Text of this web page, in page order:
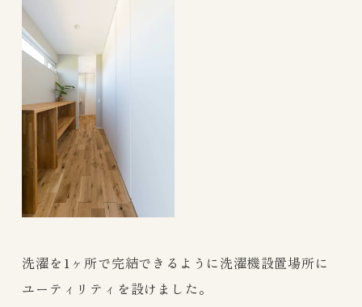
洗濯を1ヶ所で完結できるように洗濯機設置場所に
ユーティリティを設けました。